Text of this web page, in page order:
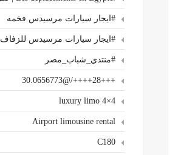
#ايجار سيارات مرسيدس فخمه
#ايجار سيارات مرسيدس للزفاف
#منتدي_شباب_مصر
+++28++++/@30.0656773
4×4 luxury limo
Airport limousine rental
C180